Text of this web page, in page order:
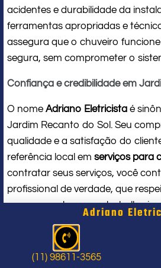
acidentes e durabilidade da
ferramentas apropriadas e
assegura que o chuveiro
segura, sem comprometer o
Confiança e credibilidade em
O nome Adriano Eletricista é
Jardim Recanto do Sol. Seu
qualidade e a satisfação do
referência local em serviços para
contratar seus serviços, você
profissional de verdade, que
espaço e entrega um trabalho
Problema com
Adriano
(11) 98611-3565